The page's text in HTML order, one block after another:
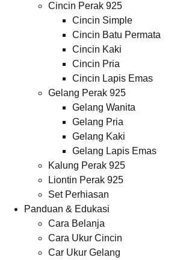
Cincin Perak 925
Cincin Simple
Cincin Batu Permata
Cincin Kaki
Cincin Pria
Cincin Lapis Emas
Gelang Perak 925
Gelang Wanita
Gelang Pria
Gelang Kaki
Gelang Lapis Emas
Kalung Perak 925
Liontin Perak 925
Set Perhiasan
Panduan & Edukasi
Cara Belanja
Cara Ukur Cincin
Car Ukur Gelang